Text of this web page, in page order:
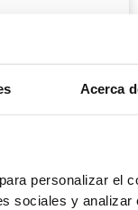
Acerca
personalizar el
sociales y analizar